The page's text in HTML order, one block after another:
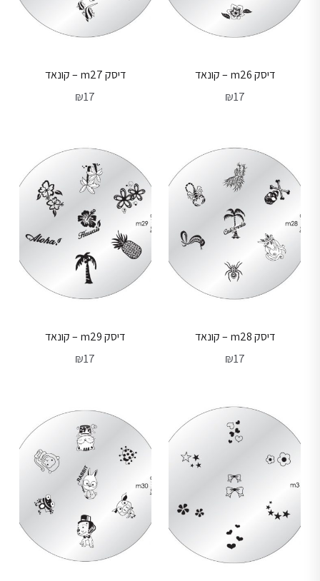
דיסק m26 – קונאד
₪17
דיסק m27 – קונאד
₪17
דיסק m28 – קונאד
₪17
דיסק m29 – קונאד
₪17